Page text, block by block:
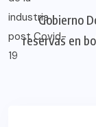
Gobierno
reservas en